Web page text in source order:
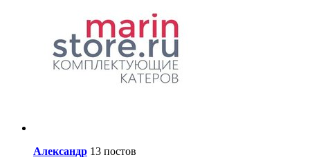
Александр 13 постов